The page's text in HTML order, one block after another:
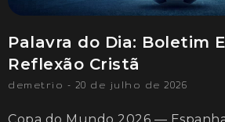
Palavra do Dia: Boletim
Reflexão Cristã
demetrio 20 de julho de 2026
Copa do Mundo 2026 —